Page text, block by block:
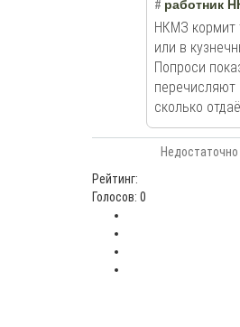
# работник
НКМЗ кормит
или в
Попроси
перечисляют
сколько
Рейтинг:
Голосов: 0